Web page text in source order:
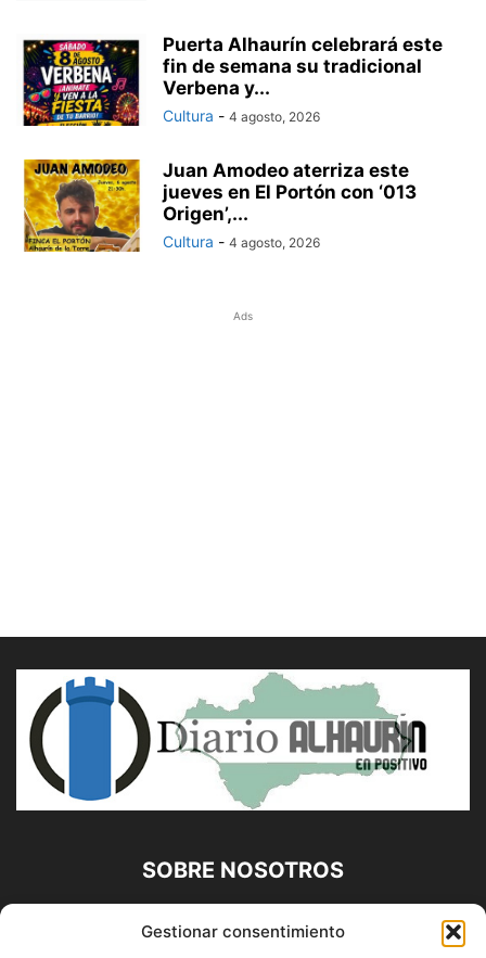
Gestionar consentimiento
Puerta Alhaurín celebrará este
fin de semana su tradicional
Verbena y...
Cultura - 4 agosto, 2026
Juan Amodeo aterriza este
jueves en El Portón con ‘013
Origen’,...
Cultura - 4 agosto, 2026
Ads
SOBRE NOSOTROS
Diario Alhaurín (www.alhaurindelatorre.com) Propiedad de
Francisco E. López López | 639 95 71 95 | Noticias de